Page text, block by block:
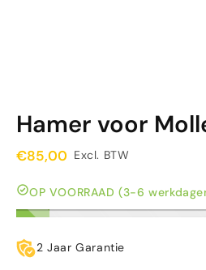
Hamer voor
€85,00 Excl. BTW
OP VOORRAAD (3-6
2 Jaar Garantie